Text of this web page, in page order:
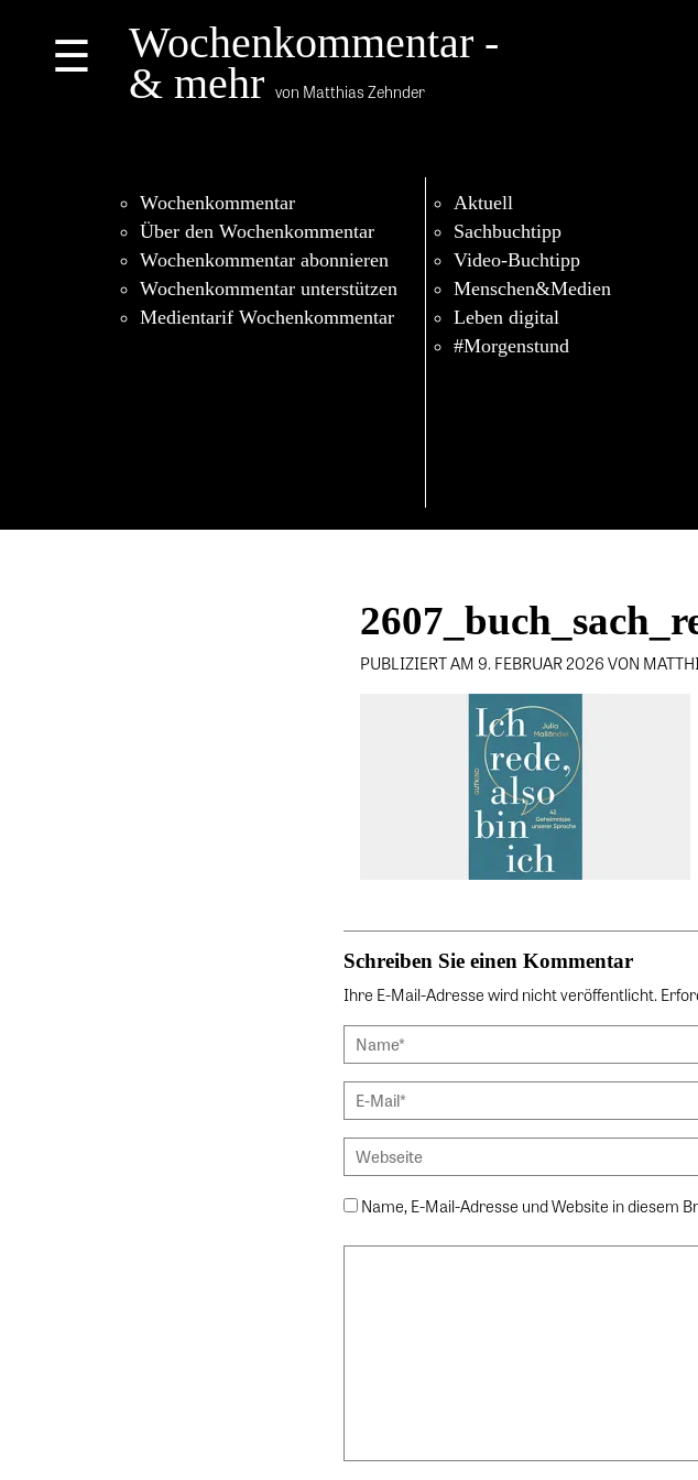
☰
Wochenkommentar -
& mehr von Matthias Zehnder
Wochenkommentar
Über den Wochenkommentar
Wochenkommentar abonnieren
Wochenkommentar unterstützen
Medientarif Wochenkommentar
Aktuell
Sachbuchtipp
Video-Buchtipp
Menschen&Medien
Leben digital
#Morgenstund
PUBLIZIERT AM 9. FEBRUAR 2026 VON
Schreiben Sie einen Kommentar
Ihre E-Mail-Adresse wird nicht veröffentlicht.
Name, E-Mail-Adresse und Website in diesem